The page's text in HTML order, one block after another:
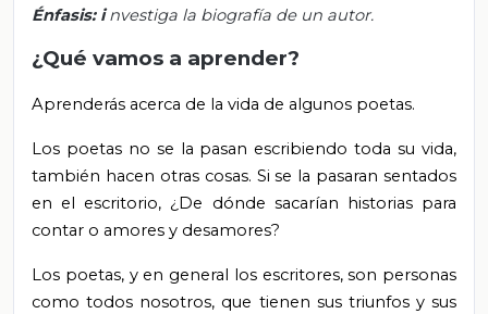
Énfasis: investiga la biografía de un autor.
¿Qué vamos a aprender?
Aprenderás acerca de la vida de algunos poetas.
Los poetas no se la pasan escribiendo toda su vida,
también hacen otras cosas. Si se la pasaran sentados
en el escritorio, ¿De dónde sacarían historias para
contar o amores y desamores?
Los poetas, y en general los escritores, son personas
como todos nosotros, que tienen sus triunfos y sus